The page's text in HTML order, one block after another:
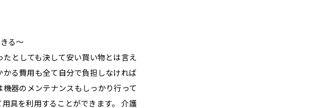
る～
としても決して安い買い物とは言え
る費用も全て自分で負担しなければ
器のメンテナンスもしっかり行って
具を利用することができます。 介護